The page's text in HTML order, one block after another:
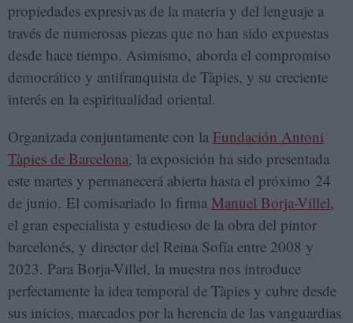
propiedades expresivas de la materia y del lenguaje a
través de numerosas piezas que no han sido expuestas
desde hace tiempo. Asimismo, aborda el compromiso
democrático y antifranquista de Tàpies, y su creciente
interés en la espiritualidad oriental.
Organizada conjuntamente con la Fundación Antoni
Tàpies de Barcelona, la exposición ha sido presentada
este martes y permanecerá abierta hasta el próximo 24
de junio. El comisariado lo firma Manuel Borja-Villel,
el gran especialista y estudioso de la obra del pintor
barcelonés, y director del Reina Sofía entre 2008 y
2023. Para Borja-Villel, la muestra nos introduce
perfectamente la idea temporal de Tàpies y cubre desde
sus inicios, marcados por la herencia de las vanguardias